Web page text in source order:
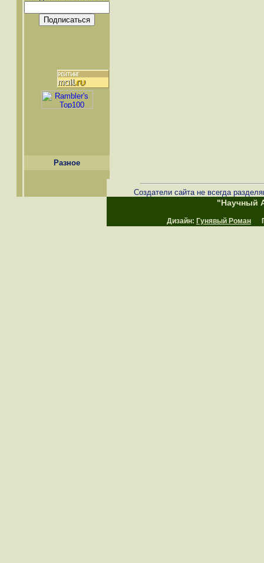
Разное
Создатели сайта не всегда
"Научный
Дизайн: Гунявый Роман